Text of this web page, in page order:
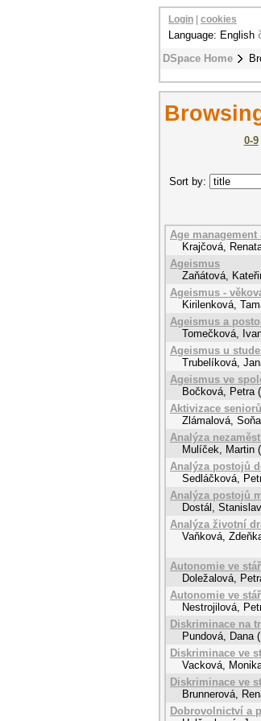
DSpace Home
Login cookies
Language: English
0-9
Sort by:
Age
Krajčová,
Ageismus
Zaňátová,
Ageismus -
Kirilenková,
Ageismus a
Tomečková,
Ageismus u
Trubelíková,
Ageismus ve
Bočková, Petra (
Aktivizace
Zlámalová, Soňa
Analýza
Mulíček, Martin (
Analýza postojů
Sedláčková,
Analýza postojů
Dostál, Stanislav
Analýza životní
Vaňková,
Autonomie ve
Doležalová,
Autonomie ve
Nestrojilová,
Diskriminace na
Pundová, Dana (
Diskriminace ve
Vacková,
Diskriminace ve
Brunnerová,
Dobrovolnictví a